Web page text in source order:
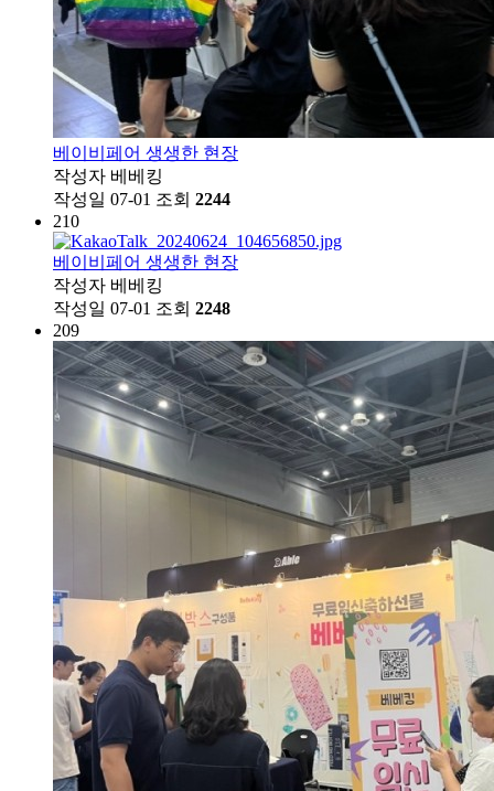
베이비페어 생생한 현장
작성자 베베킹
작성일 07-01 조회 2244
210
베이비페어 생생한 현장
작성자 베베킹
작성일 07-01 조회 2248
209